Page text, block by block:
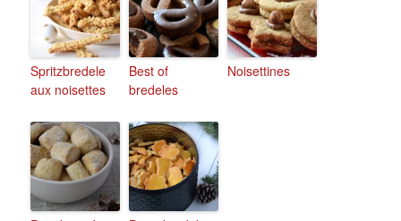
Spritzbredele
aux noisettes
Best of
bredeles
Noisettines